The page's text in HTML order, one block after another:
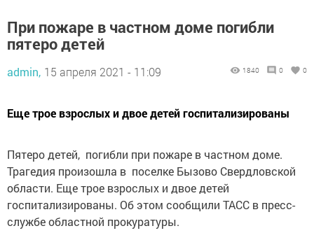
При пожаре в частном доме погибли
пятеро детей
admin, 15 апреля 2021 - 11:09 1840 0 0
Еще трое взрослых и двое детей госпитализированы
Пятеро детей, погибли при пожаре в частном доме.
Трагедия произошла в поселке Бызово Свердловской
области. Еще трое взрослых и двое детей
госпитализированы. Об этом сообщили ТАСС в пресс-
службе областной прокуратуры.